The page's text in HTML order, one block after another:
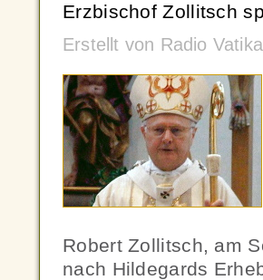
Erzbischof Zollitsch
Erstellt von Radio
Robert Zollitsch, am
nach Hildegards